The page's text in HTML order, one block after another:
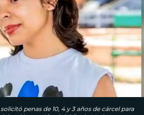
penas de 10, 4 y 3 años de cárcel para